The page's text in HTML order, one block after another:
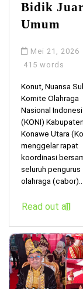
Bidik
Umum
Mei 21, 2026
415 words
Konut, Nuansa
Komite Olahraga
Nasional
(KONI) Kabupaten
Konawe Utara
menggelar rapat
koordinasi
seluruh pengurus
olahraga (cabor)...
Read out all